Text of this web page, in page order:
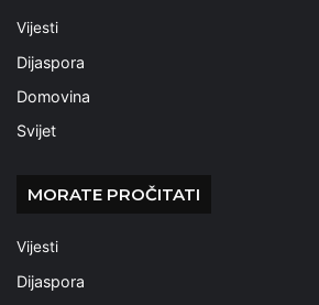
Vijesti
Dijaspora
Domovina
Svijet
MORATE PROČITATI
Vijesti
Dijaspora